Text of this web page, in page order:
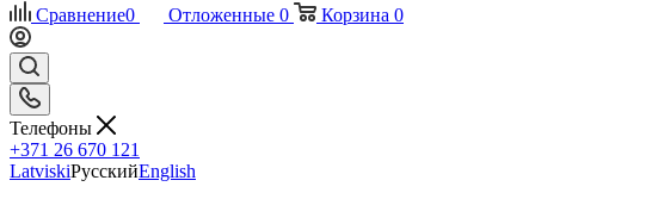
Сравнение0 Отложенные 0 Корзина 0
Телефоны
+371 26 670 121
LatviskiРусскийEnglish